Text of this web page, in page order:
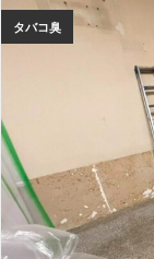
タバコ臭